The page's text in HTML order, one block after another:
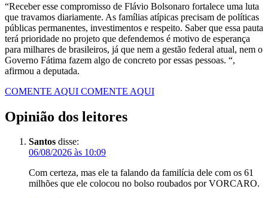
“Receber esse compromisso de Flávio Bolsonaro fortalece uma luta
que travamos diariamente. As famílias atípicas precisam de políticas
públicas permanentes, investimentos e respeito. Saber que essa pauta
terá prioridade no projeto que defendemos é motivo de esperança
para milhares de brasileiros, já que nem a gestão federal atual, nem o
Governo Fátima fazem algo de concreto por essas pessoas. “,
afirmou a deputada.
COMENTE AQUI COMENTE AQUI
Opinião dos leitores
Santos disse:
06/08/2026 às 10:09
Com certeza, mas ele ta falando da familícia dele com os 61
milhões que ele colocou no bolso roubados por VORCARO.